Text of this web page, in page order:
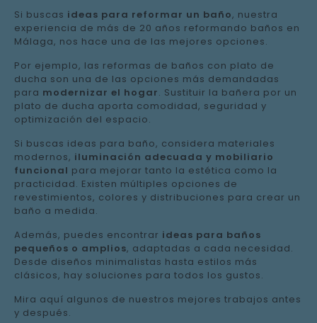
Si buscas ideas para reformar un baño, nuestra
experiencia de más de 20 años reformando baños en
Málaga, nos hace una de las mejores opciones.
Por ejemplo, las reformas de baños con plato de
ducha son una de las opciones más demandadas
para modernizar el hogar. Sustituir la bañera por un
plato de ducha aporta comodidad, seguridad y
optimización del espacio.
Si buscas ideas para baño, considera materiales
modernos, iluminación adecuada y mobiliario
funcional para mejorar tanto la estética como la
practicidad. Existen múltiples opciones de
revestimientos, colores y distribuciones para crear un
baño a medida.
Además, puedes encontrar ideas para baños
pequeños o amplios, adaptadas a cada necesidad.
Desde diseños minimalistas hasta estilos más
clásicos, hay soluciones para todos los gustos.
Mira aquí algunos de nuestros mejores trabajos antes
y después.